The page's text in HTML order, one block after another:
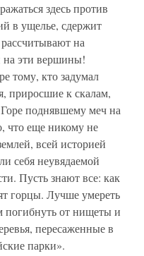
здесь против
в ущелье, сдержит
на
на эти вершины!
тому, кто задумал
приросшие к скалам,
поднявшему меч на
что еще никому не
всей историей
себя неувядаемой
Пусть знают все: как
горцы. Лучше умереть
погибнуть от нищеты и
пересаженные в
парки».